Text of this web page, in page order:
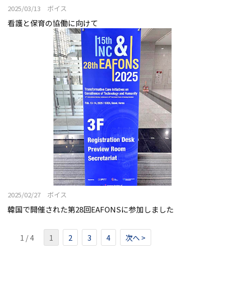
2025/03/13 ボイス
看護と保育の協働に向けて
2025/02/27 ボイス
韓国で開催された第28回EAFONSに参加しました
1 / 4 1 2 3 4 次へ >